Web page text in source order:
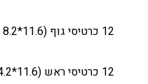
12 כרטיסי גוף (11.6*8.2 ס"מ )
12 כרטיסי ראש (11.6*4.2 ס"מ)